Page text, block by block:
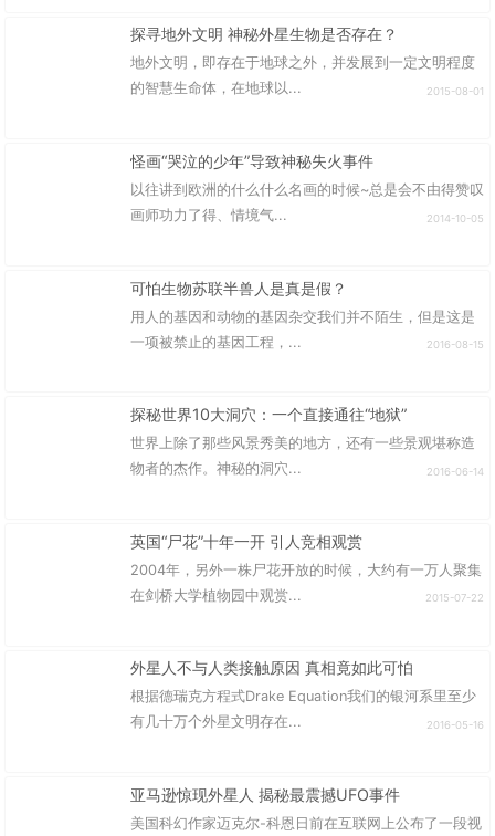
探寻地外文明 神秘外星生物是否存在？
地外文明，即存在于地球之外，并发展到一定文明程度
的智慧生命体，在地球以...
2015-08-01
怪画“哭泣的少年”导致神秘失火事件
以往讲到欧洲的什么什么名画的时候~总是会不由得赞叹
画师功力了得、情境气...
2014-10-05
可怕生物苏联半兽人是真是假？
用人的基因和动物的基因杂交我们并不陌生，但是这是
一项被禁止的基因工程，...
2016-08-15
探秘世界10大洞穴：一个直接通往“地狱”
世界上除了那些风景秀美的地方，还有一些景观堪称造
物者的杰作。神秘的洞穴...
2016-06-14
英国“尸花”十年一开 引人竞相观赏
2004年，另外一株尸花开放的时候，大约有一万人聚集
在剑桥大学植物园中观赏...
2015-07-22
外星人不与人类接触原因 真相竟如此可怕
根据德瑞克方程式Drake Equation我们的银河系里至少
有几十万个外星文明存在...
2016-05-16
亚马逊惊现外星人 揭秘最震撼UFO事件
美国科幻作家迈克尔-科恩日前在互联网上公布了一段视